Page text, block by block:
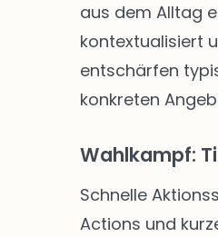
aus dem Alltag
kontextualisiert
entschärfen
konkreten
Wahlkampf:
Schnelle
Actions und